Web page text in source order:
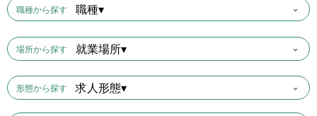
職種から探す 職種▾
場所から探す 就業場所▾
形態から探す 求人形態▾